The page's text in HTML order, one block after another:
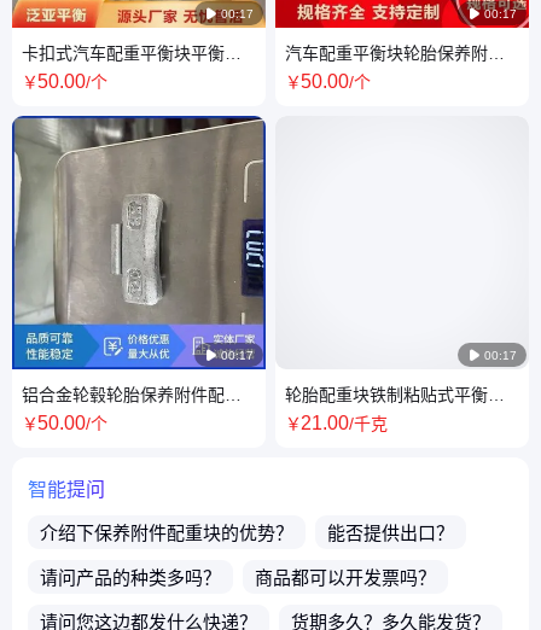
 00:17
卡扣式汽车配重平衡块平衡块
供应 泛亚定制 按需定制
￥50.00/个
 00:17
铝合金轮毂轮胎保养附件配重
块 轮毂粘贴平衡块 量大优惠
￥50.00/个
 00:17
汽车配重平衡块轮胎保养附件
配重块 配重平衡块 规格多样
￥50.00/个
 00:17
轮胎配重块铁制粘贴式平衡块
轮毂粘贴平衡块 量大优惠
￥21.00/千克
智能提问
介绍下保养附件配重块的优势？ 能否提供出口？
请问产品的种类多吗？ 商品都可以开发票吗？
请问您这边都发什么快递？ 货期多久？多久能发货？